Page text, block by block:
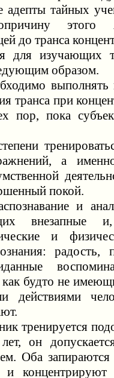
адепты тайных
этого
до транса
изучающих
образом.
выполнять
транса при
пор, пока
а
покой.
и
внезапные
и
радость,
будто не
действиями
тренируется
он
Оба
и